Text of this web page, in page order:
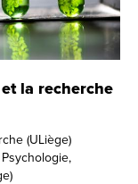
la recherche
(ULiège)